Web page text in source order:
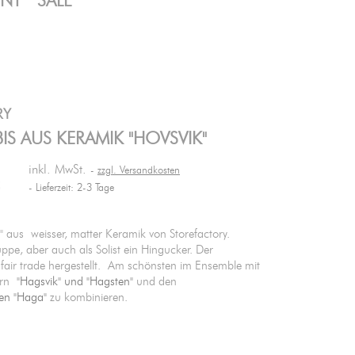
AUS KERAMIK "HOVSVIK"
inkl. MwSt.
zzgl. Versandkosten
Lieferzeit: 2-3 Tage
aus weisser, matter Keramik von Storefactory.
aber auch als Solist ein Hingucker. Der
trade hergestellt. Am schönsten im Ensemble mit
"Hagsvik" und "Hagsten"und den
"Haga"zu kombinieren.